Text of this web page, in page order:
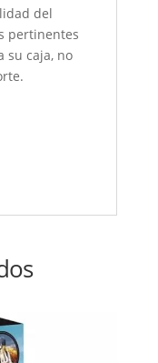
del
pertinentes
su caja, no